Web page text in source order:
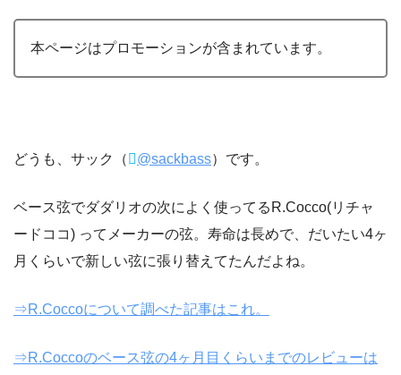
本ページはプロモーションが含まれています。
どうも、サック（ @sackbass）です。
ベース弦でダダリオの次によく使ってるR.Cocco(リチャ
ードココ) ってメーカーの弦。寿命は長めで、だいたい4ヶ
月くらいで新しい弦に張り替えてたんだよね。
⇒R.Coccoについて調べた記事はこれ。
⇒R.Coccoのベース弦の4ヶ月目くらいまでのレビューは